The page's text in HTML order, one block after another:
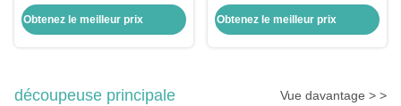
Obtenez le meilleur prix
pick-up, combinaison
d'équipements
Obtenez le meilleur prix
découpeuse principale Vue davantage > >